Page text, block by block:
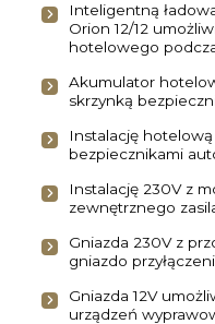
Inteligentną
Orion 12/12
hotelowego
Akumulator
skrzynką
Instalację
bezpiecznikami
Instalację 230V z
zewnętrznego
Gniazda 230V z
gniazdo
Gniazda 12V
urządzeń